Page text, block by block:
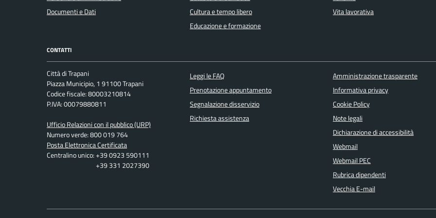
Documenti e Dati
Cultura e tempo libero
Educazione e formazione
Vita lavorativa
CONTATTI
Città di Trapani
Piazza Municipio, 1 91100 Trapani
Codice fiscale: 80003210814
P.IVA: 00079880811
Ufficio Relazioni con il pubblico (URP)
Numero verde: 800 019 764
Posta Elettronica Certificata
Centralino unico: +39 0923 590111
+39 331 2027390
Leggi le FAQ
Prenotazione appuntamento
Segnalazione disservizio
Richiesta assistenza
Amministrazione trasparente
Informativa privacy
Cookie Policy
Note legali
Dichiarazione di accessibilità
Webmail
Webmail PEC
Rubrica dipendenti
Vecchia E-mail